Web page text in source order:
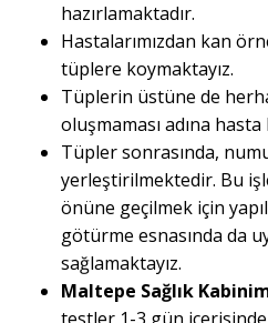
hazırlamaktadır.
Hastalarımızdan kan
tüplere koymaktayız.
Tüplerin üstüne de
oluşmaması adına
Tüpler sonrasında,
yerleştirilmektedir. Bu
önüne geçilmek için
götürme esnasında da
sağlamaktayız.
Maltepe Sağlık